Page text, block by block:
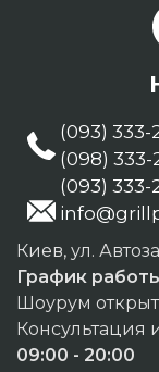
(093) 333-
(098) 333-
(093) 333-
Киев, ул.
График
Шоурум
Консультация
09:00 - 20:00